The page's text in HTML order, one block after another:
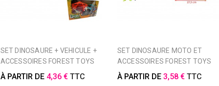
SET DINOSAURE + VEHICULE +
ACCESSOIRES FOREST TOYS
À PARTIR DE 4,36 € TTC
SET DINOSAURE MOTO ET
ACCESSOIRES FOREST TOYS
À PARTIR DE 3,58 € TTC